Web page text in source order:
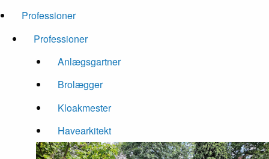
Professioner
Professioner
Anlægsgartner
Brolægger
Kloakmester
Havearkitekt